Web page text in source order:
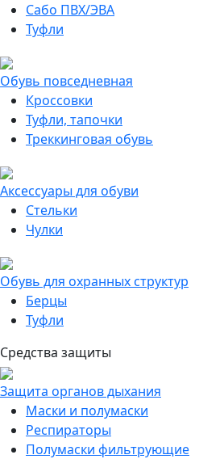
Сабо ПВХ/ЭВА
Туфли
Обувь повседневная
Кроссовки
Туфли, тапочки
Треккинговая обувь
Аксессуары для обуви
Стельки
Чулки
Обувь для охранных структур
Берцы
Туфли
Средства защиты
Защита органов дыхания
Маски и полумаски
Респираторы
Полумаски фильтрующие